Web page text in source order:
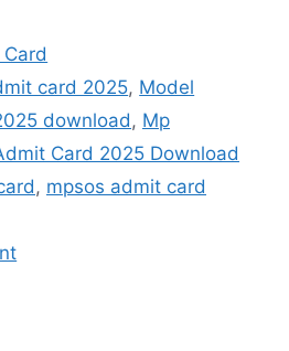
Card
card 2025, Model
download , Mp
Card 2025 Download
, mpsos admit card